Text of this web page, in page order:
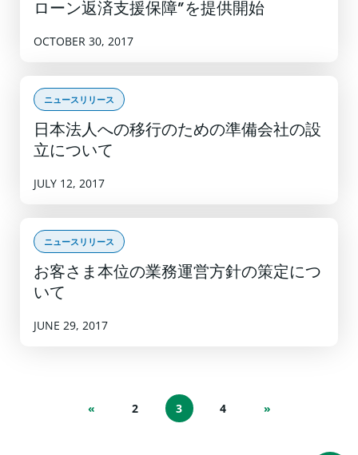
ローン返済支援保障”を提供開始
OCTOBER 30, 2017
ニュースリリース
日本法人への移行のための準備会社の設
立について
JULY 12, 2017
ニュースリリース
お客さま本位の業務運営方針の策定につ
いて
JUNE 29, 2017
« 2 3 4 »